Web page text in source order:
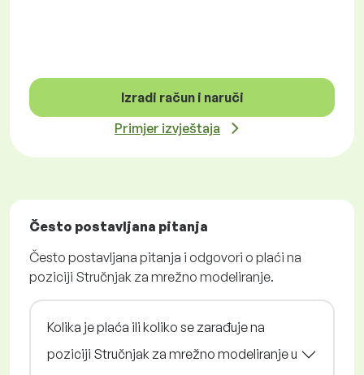
Izradi račun i naruči
Primjer izvještaja
Često postavljana pitanja
Često postavljana pitanja i odgovori o plaći na
poziciji Stručnjak za mrežno modeliranje.
Kolika je plaća ili koliko se zarađuje na
poziciji Stručnjak za mrežno modeliranje u